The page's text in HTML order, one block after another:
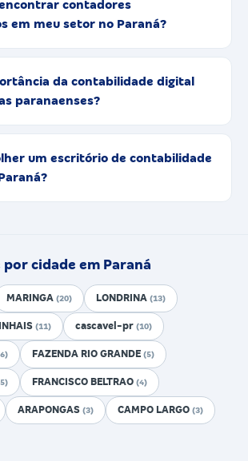
contadores
em meu setor no Paraná?
da contabilidade digital
paranaenses?
um escritório de contabilidade
cidade em Paraná
MARINGA (20) LONDRINA (13)
(11) cascavel-pr (10)
FAZENDA RIO GRANDE (5)
FRANCISCO BELTRAO (4)
ARAPONGAS (3) CAMPO LARGO (3)